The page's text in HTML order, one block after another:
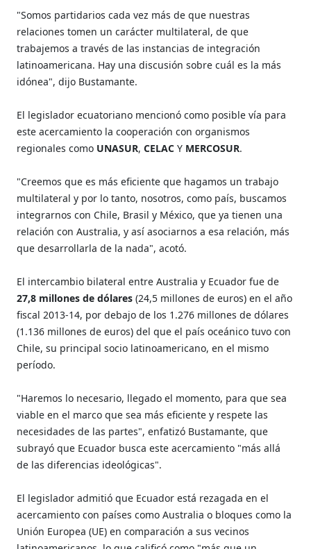
"Somos partidarios cada vez más de que nuestras
relaciones tomen un carácter multilateral, de que
trabajemos a través de las instancias de integración
latinoamericana. Hay una discusión sobre cuál es la más
idónea", dijo Bustamante.
El legislador ecuatoriano mencionó como posible vía para
este acercamiento la cooperación con organismos
regionales como UNASUR,CELAC Y MERCOSUR.
"Creemos que es más eficiente que hagamos un trabajo
multilateral y por lo tanto, nosotros, como país, buscamos
integrarnos con Chile, Brasil y México, que ya tienen una
relación con Australia, y así asociarnos a esa relación, más
que desarrollarla de la nada", acotó.
El intercambio bilateral entre Australia y Ecuador fue de
27,8 millones de dólares (24,5 millones de euros) en el año
fiscal 2013-14, por debajo de los 1.276 millones de dólares
(1.136 millones de euros) del que el país oceánico tuvo con
Chile, su principal socio latinoamericano, en el mismo
período.
"Haremos lo necesario, llegado el momento, para que sea
viable en el marco que sea más eficiente y respete las
necesidades de las partes", enfatizó Bustamante, que
subrayó que Ecuador busca este acercamiento "más allá
de las diferencias ideológicas".
El legislador admitió que Ecuador está rezagada en el
acercamiento con países como Australia o bloques como la
Unión Europea (UE) en comparación a sus vecinos